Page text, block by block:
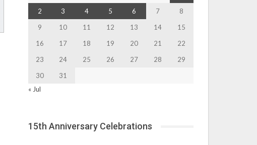
2
3 4 5 6 7
8
9
10 11 12 13 14
15
16
17 18 19 20 21
22
23
24 25 26 27 28
29
30
31
« Jul
15th Anniversary Celebrations